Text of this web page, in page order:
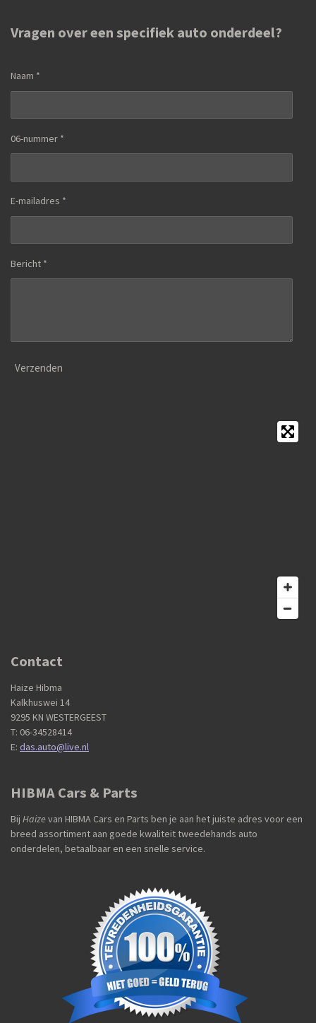
Vragen over een specifiek auto onderdeel?
Naam *
06-nummer *
E-mailadres *
Bericht *
Verzenden
Contact
Haize Hibma
Kalkhuswei 14
9295 KN WESTERGEEST
T: 06-34528414
E: das.auto@live.nl
HIBMA Cars & Parts
Bij Haizevan HIBMA Cars en Parts ben je aan het juiste adres voor een
breed assortiment aan goede kwaliteit tweedehands auto
onderdelen, betaalbaar en een snelle service.